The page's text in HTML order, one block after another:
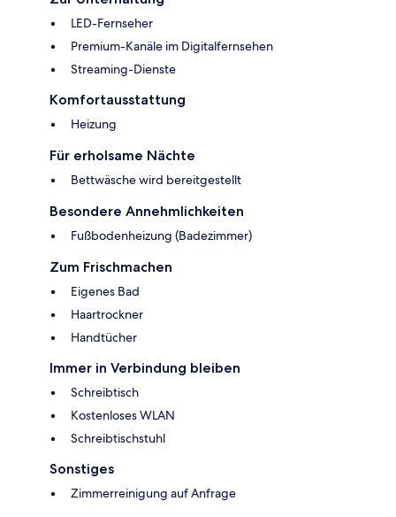
LED-Fernseher
Premium-Kanäle im Digitalfernsehen
Streaming-Dienste
Komfortausstattung
Heizung
Für erholsame Nächte
Bettwäsche wird bereitgestellt
Besondere Annehmlichkeiten
Fußbodenheizung (Badezimmer)
Zum Frischmachen
Eigenes Bad
Haartrockner
Handtücher
Immer in Verbindung bleiben
Schreibtisch
Kostenloses WLAN
Schreibtischstuhl
Sonstiges
Zimmerreinigung auf Anfrage